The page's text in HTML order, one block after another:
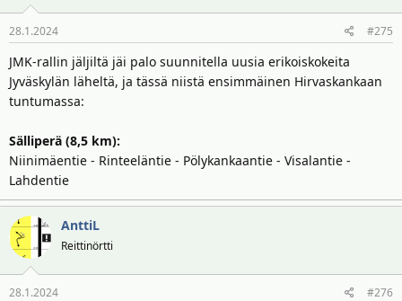
28.1.2024 #275
JMK-rallin jäljiltä jäi palo suunnitella uusia erikoiskokeita
Jyväskylän läheltä, ja tässä niistä ensimmäinen Hirvaskankaan
tuntumassa:
Sälliperä (8,5 km):
Niinimäentie - Rinteeläntie - Pölykankaantie - Visalantie -
Lahdentie
AnttiL
Reittinörtti
28.1.2024 #276